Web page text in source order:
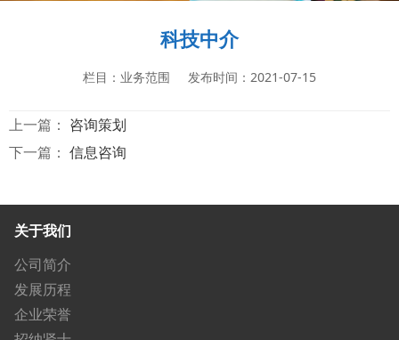
科技中介
栏目：业务范围 发布时间：2021-07-15
上一篇： 咨询策划
下一篇： 信息咨询
关于我们
公司简介
发展历程
企业荣誉